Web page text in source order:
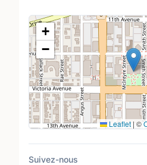
Lieu
+
−
Leaflet | ©
Suivez-nous